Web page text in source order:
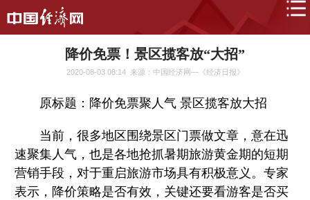
降价免票！景区揽客放“大招”
2020-08-03 08:14 来源：中国经济网—《经济日报》
原标题：降价免票聚人气 景区揽客放大招
当前，很多地区围绕景区门票做文章，意在迅
速聚集人气，也是各地抢抓暑期旅游黄金期的短期
营销手段，对于重启旅游市场具有积极意义。专家
表示，降价策略是否有效，关键还要看游客是否买